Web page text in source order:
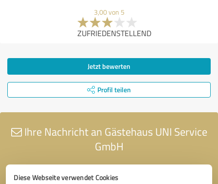
Diese Webseite verwendet Cookies
3,00 von 5
ZUFRIEDENSTELLEND
Jetzt bewerten
Profil teilen
Ihre Nachricht an Gästehaus UNI Service
GmbH